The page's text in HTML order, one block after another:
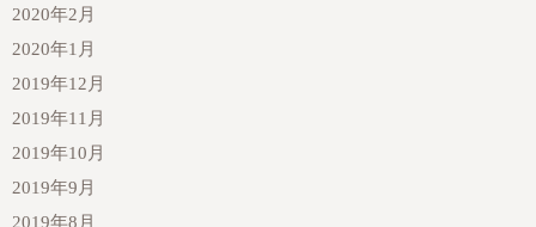
2020年2月
2020年1月
2019年12月
2019年11月
2019年10月
2019年9月
2019年8月